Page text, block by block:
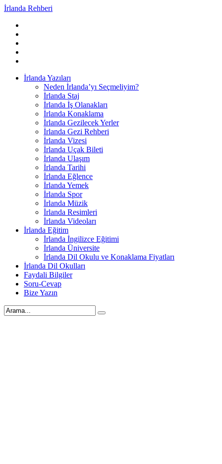
İrlanda Rehberi
İrlanda Yazıları
Neden İrlanda’yı Seçmeliyim?
İrlanda Staj
İrlanda İş Olanakları
İrlanda Konaklama
İrlanda Gezilecek Yerler
İrlanda Gezi Rehberi
İrlanda Vizesi
İrlanda Uçak Bileti
İrlanda Ulaşım
İrlanda Tarihi
İrlanda Eğlence
İrlanda Yemek
İrlanda Spor
İrlanda Müzik
İrlanda Resimleri
İrlanda Videoları
İrlanda Eğitim
İrlanda İngilizce Eğitimi
İrlanda Üniversite
İrlanda Dil Okulu ve Konaklama Fiyatları
İrlanda Dil Okulları
Faydali Bilgiler
Soru-Cevap
Bize Yazın